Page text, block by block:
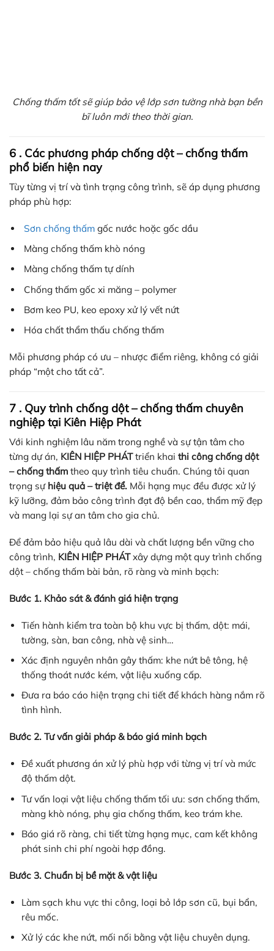
Chống thấm tốt sẽ giúp bảo vệ lớp sơn tường nhà bạn bền
bĩ luôn mới theo thời gian.
6 . Các phương pháp chống dột – chống thấm
phổ biến hiện nay
Tùy từng vị trí và tình trạng công trình, sẽ áp dụng phương
pháp phù hợp:
Sơn chống thấmgốc nước hoặc gốc dầu
Màng chống thấm khò nóng
Màng chống thấm tự dính
Chống thấm gốc xi măng – polymer
Bơm keo PU, keo epoxy xử lý vết nứt
Hóa chất thẩm thấu chống thấm
Mỗi phương pháp có ưu – nhược điểm riêng, không có giải
pháp “một cho tất cả”.
7 . Quy trình chống dột – chống thấm chuyên
nghiệp tại Kiên Hiệp Phát
Với kinh nghiệm lâu năm trong nghề và sự tận tâm cho
từng dự án, KIÊN HIỆP PHÁTtriển khai thi công chống dột
– chống thấm theo quy trình tiêu chuẩn. Chúng tôi quan
trọng sự hiệu quả – triệt để. Mỗi hạng mục đều được xử lý
kỹ lưỡng, đảm bảo công trình đạt độ bền cao, thẩm mỹ đẹp
và mang lại sự an tâm cho gia chủ.
Để đảm bảo hiệu quả lâu dài và chất lượng bền vững cho
công trình, KIÊN HIỆP PHÁTxây dựng một quy trình chống
dột – chống thấm bài bản, rõ ràng và minh bạch:
Bước 1. Khảo sát & đánh giá hiện trạng
Tiến hành kiểm tra toàn bộ khu vực bị thấm, dột: mái,
tường, sàn, ban công, nhà vệ sinh…
Xác định nguyên nhân gây thấm: khe nứt bê tông, hệ
thống thoát nước kém, vật liệu xuống cấp.
Đưa ra báo cáo hiện trạng chi tiết để khách hàng nắm rõ
tình hình.
Bước 2. Tư vấn giải pháp & báo giá minh bạch
Đề xuất phương án xử lý phù hợp với từng vị trí và mức
độ thấm dột.
Tư vấn loại vật liệu chống thấm tối ưu: sơn chống thấm,
màng khò nóng, phụ gia chống thấm, keo trám khe.
Báo giá rõ ràng, chi tiết từng hạng mục, cam kết không
phát sinh chi phí ngoài hợp đồng.
Bước 3. Chuẩn bị bề mặt & vật liệu
Làm sạch khu vực thi công, loại bỏ lớp sơn cũ, bụi bẩn,
rêu mốc.
Xử lý các khe nứt, mối nối bằng vật liệu chuyên dụng.